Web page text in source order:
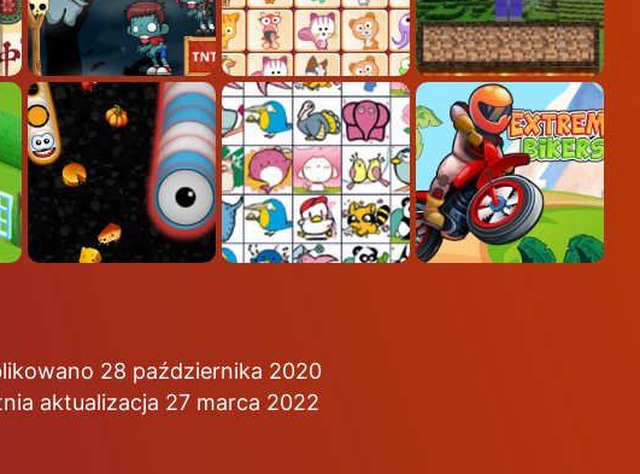
28 października 2020
aktualizacja 27 marca 2022